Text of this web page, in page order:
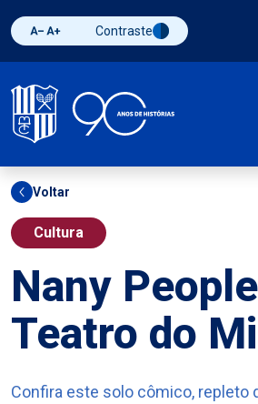
Diminuir fonte
Aumentar fonteAlternar contraste
Contraste
Voltar
Cultura
Nany
Teatro do
Confira este solo cômico, repleto